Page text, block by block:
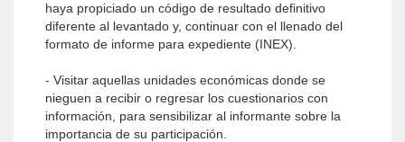
haya propiciado un código de resultado definitivo
diferente al levantado y, continuar con el llenado del
formato de informe para expediente (INEX).
- Visitar aquellas unidades económicas donde se
nieguen a recibir o regresar los cuestionarios con
información, para sensibilizar al informante sobre la
importancia de su participación.